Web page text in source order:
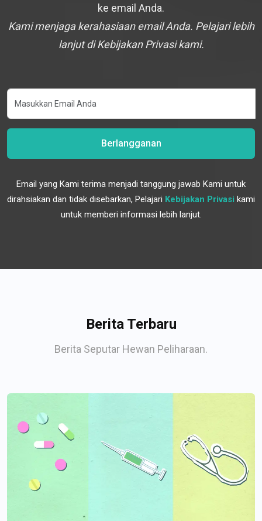
ke email Anda.
Kami menjaga kerahasiaan email Anda. Pelajari lebih
lanjut di Kebijakan Privasi kami.
Berlangganan
Email yang Kami terima menjadi tanggung jawab Kami untuk
dirahsiakan dan tidak disebarkan, Pelajari Kebijakan Privasi kami
untuk memberi informasi lebih lanjut.
Berita Terbaru
Berita Seputar Hewan Peliharaan.